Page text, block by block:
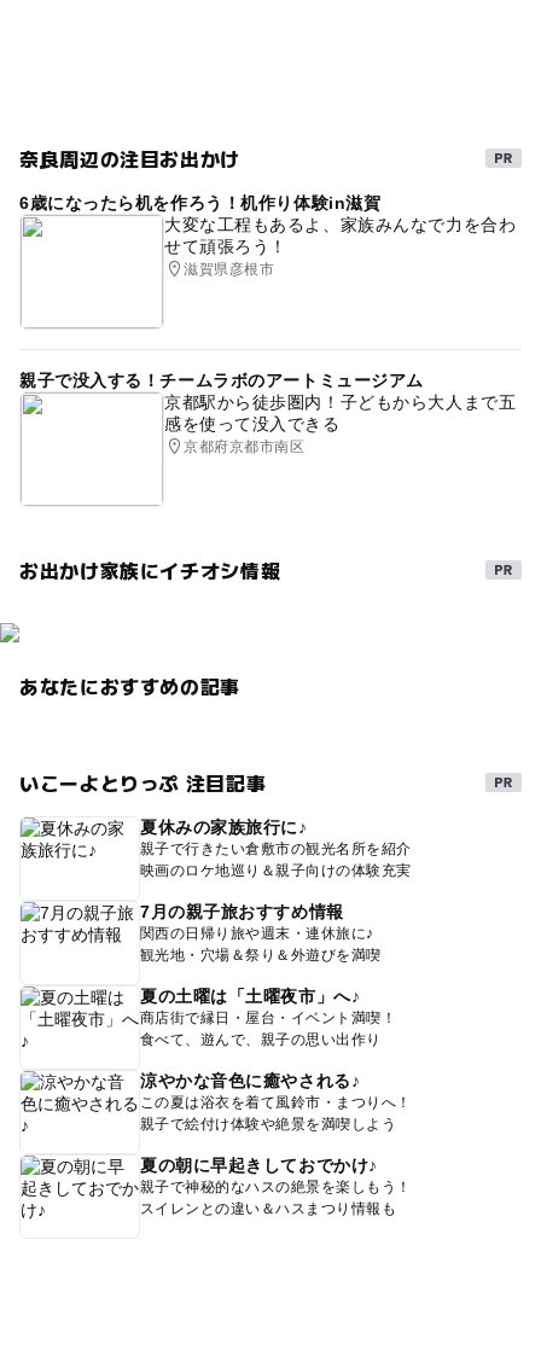
奈良周辺の注目お出かけ
6歳になったら机を作ろう！机作り体験in滋賀
大変な工程もあるよ、家族みんなで力を合わ
せて頑張ろう！
滋賀県彦根市
親子で没入する！チームラボのアートミュージアム
京都駅から徒歩圏内！子どもから大人まで五
感を使って没入できる
京都府京都市南区
お出かけ家族にイチオシ情報
あなたにおすすめの記事
いこーよとりっぷ 注目記事
夏休みの家族旅行に♪
親子で行きたい倉敷市の観光名所を紹介
映画のロケ地巡り＆親子向けの体験充実
7月の親子旅おすすめ情報
関西の日帰り旅や週末・連休旅に♪
観光地・穴場＆祭り＆外遊びを満喫
夏の土曜は「土曜夜市」へ♪
商店街で縁日・屋台・イベント満喫！
食べて、遊んで、親子の思い出作り
涼やかな音色に癒やされる♪
この夏は浴衣を着て風鈴市・まつりへ！
親子で絵付け体験や絶景を満喫しよう
夏の朝に早起きしておでかけ♪
親子で神秘的なハスの絶景を楽しもう！
スイレンとの違い＆ハスまつり情報も